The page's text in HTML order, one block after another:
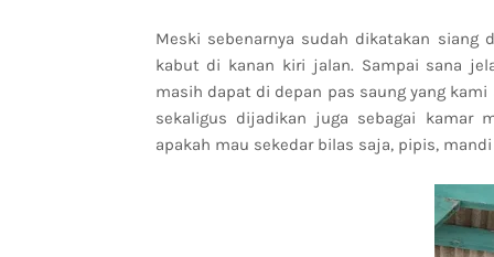
Meski sebenarnya sudah dikatakan
kabut di kanan kiri jalan. Sampai sana
masih dapat di depan pas saung yang
sekaligus dijadikan juga sebagai kamar
apakah mau sekedar bilas saja, pipis, mandi